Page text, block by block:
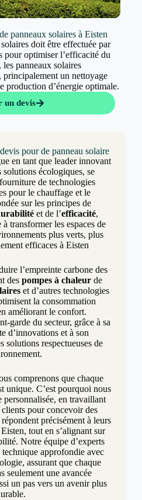
panneaux solaires à Eisten
doit être effectuée par
pour optimiser l’efficacité du
panneaux solaires
principalement un nettoyage
production d’énergie optimale.
un devis
pour de panneau solaire
en tant que leader innovant
solutions écologiques, se
de technologies
pour le chauffage et le
sur les principes de
et de l’efficacité,
transformer les espaces de
plus verts, plus
efficaces à Eisten
l’empreinte carbone des
des pompes à chaleurde
et d’autres technologies
la consommation
améliorant le confort.
garde du secteur, grâce à sa
d’innovations et à son
solutions respectueuses de
comprenons que chaque
unique. C’est pourquoi nous
personnalisée, en travaillant
pour concevoir des
précisément à leurs
tout en s’alignant sur
Notre équipe d’experts
approfondie avec
assurant que chaque
seulement une avancée
un pas vers un avenir plus